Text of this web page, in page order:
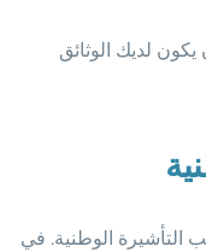
لديك الوثائق
الوطنية. في